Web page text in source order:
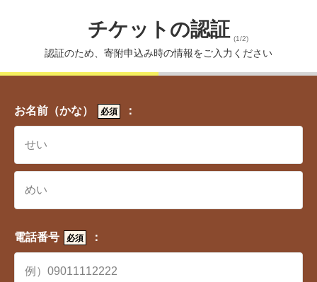
チケットの認証 (1/2)
認証のため、寄附申込み時の情報をご入力ください
お名前（かな） 必須 ：
電話番号 必須 ：
ワンストップ特例制度とは、所定の利用条件を満た
ワンストップ特例制度を利用するには寄附後、「ワ
ンストップ特例申請書」を寄附先の自治体に提出す